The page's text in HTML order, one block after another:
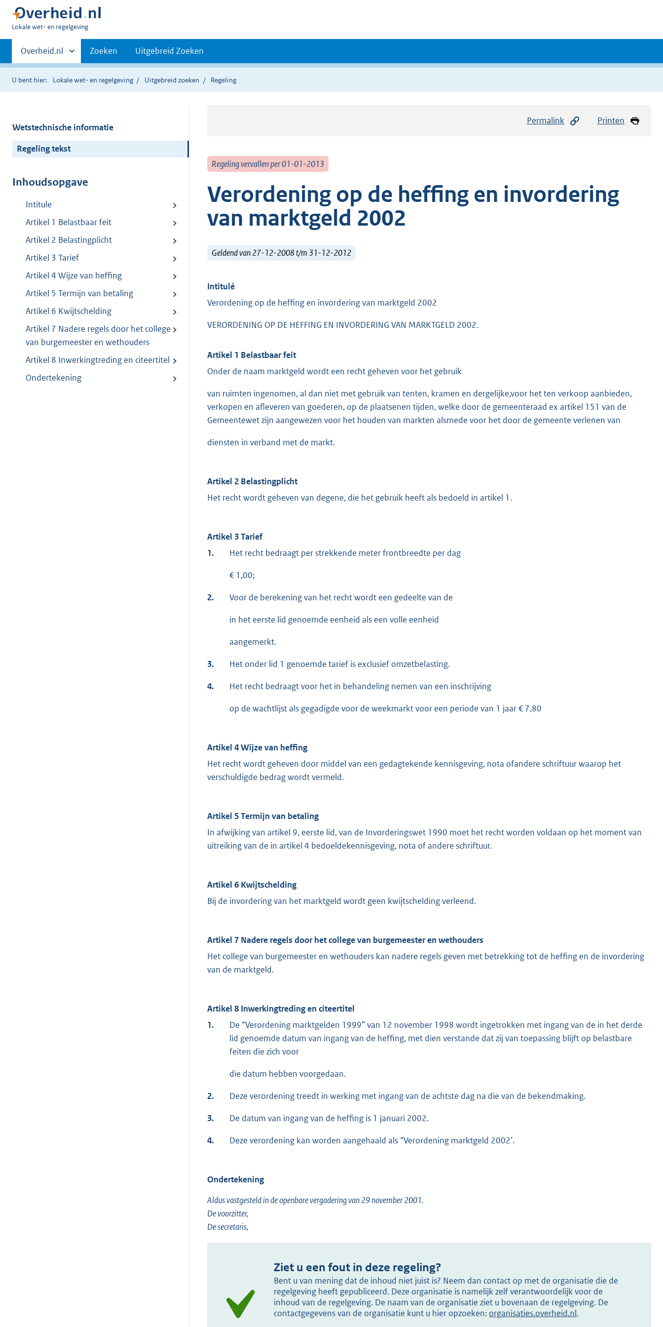
U
hier:
Lokale wet- en regelgeving
Primaire
navigatie
Andere
sites
binnen
Overheid.nl Zoeken Uitgebreid Zoeken
U bent hier: Lokale wet- en regelgeving Uitgebreid zoeken Regeling
Wetstechnische informatie
Regeling tekst
Inhoudsopgave
Intitule
Artikel 1 Belastbaar feit
Artikel 2 Belastingplicht
Artikel 3 Tarief
Artikel 4 Wijze van heffing
Artikel 5 Termijn van betaling
Artikel 6 Kwijtschelding
Artikel 7 Nadere regels door het college
van burgemeester en wethouders
Artikel 8 Inwerkingtreding en citeertitel
Ondertekening
Permalink Printen
Regeling vervallen per 01-01-2013
Verordening op de heffing en invordering
van marktgeld 2002
Geldend van 27-12-2008 t/m 31-12-2012
Intitulé
Verordening op de heffing en invordering van marktgeld 2002
VERORDENING OP DE HEFFING EN INVORDERING VAN MARKTGELD 2002.
Artikel 1 Belastbaar feit
Onder de naam marktgeld wordt een recht geheven voor het gebruik
van ruimten ingenomen, al dan niet met gebruik van tenten, kramen en dergelijke,voor het ten verkoop aanbieden,
verkopen en afleveren van goederen, op de plaatsenen tijden, welke door de gemeenteraad ex artikel 151 van de
Gemeentewet zijn aangewezen voor het houden van markten alsmede voor het door de gemeente verlenen van
diensten in verband met de markt.
Artikel 2 Belastingplicht
Het recht wordt geheven van degene, die het gebruik heeft als bedoeld in artikel 1.
Artikel 3 Tarief
1.
Het recht bedraagt per strekkende meter frontbreedte per dag
€ 1,00;
2. Voor de berekening van het recht wordt een gedeelte van de
in het eerste lid genoemde eenheid als een volle eenheid
aangemerkt.
3. Het onder lid 1 genoemde tarief is exclusief omzetbelasting.
4. Het recht bedraagt voor het in behandeling nemen van een inschrijving
op de wachtlijst als gegadigde voor de weekmarkt voor een periode van 1 jaar € 7,80
Artikel 4 Wijze van heffing
Het recht wordt geheven door middel van een gedagtekende kennisgeving, nota ofandere schriftuur waarop het
verschuldigde bedrag wordt vermeld.
Artikel 5 Termijn van betaling
In afwijking van artikel 9, eerste lid, van de Invorderingswet 1990 moet het recht worden voldaan op het moment van
uitreiking van de in artikel 4 bedoeldekennisgeving, nota of andere schriftuur.
Artikel 6 Kwijtschelding
Bij de invordering van het marktgeld wordt geen kwijtschelding verleend.
Artikel 7 Nadere regels door het college van burgemeester en wethouders
Het college van burgemeester en wethouders kan nadere regels geven met betrekking tot de heffing en de invordering
van de marktgeld.
Artikel 8 Inwerkingtreding en citeertitel
1.
De “Verordening marktgelden 1999” van 12 november 1998 wordt ingetrokken met ingang van de in het derde
lid genoemde datum van ingang van de heffing, met dien verstande dat zij van toepassing blijft op belastbare
feiten die zich voor
die datum hebben voorgedaan.
2. Deze verordening treedt in werking met ingang van de achtste dag na die van de bekendmaking.
3. De datum van ingang van de heffing is 1 januari 2002.
4. Deze verordening kan worden aangehaald als “Verordening marktgeld 2002’.
Ondertekening
Aldus vastgesteld in de openbare vergadering van 29 november 2001.
De voorzitter,
De secretaris,
Ziet u een fout in deze regeling?
Bent u van mening dat de inhoud niet juist is? Neem dan contact op met de organisatie die de
regelgeving heeft gepubliceerd. Deze organisatie is namelijk zelf verantwoordelijk voor de
inhoud van de regelgeving. De naam van de organisatie ziet u bovenaan de regelgeving. De
contactgegevens van de organisatie kunt u hier opzoeken: organisaties.overheid.nl.